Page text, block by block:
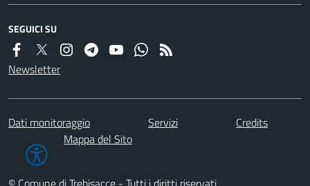
SEGUICI SU
Newsletter
Dati monitoraggio Servizi
Credits
Mappa del Sito